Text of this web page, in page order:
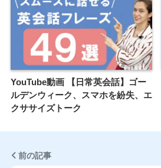
YouTube動画 【日常英会話】ゴー
ルデンウィーク、スマホを紛失、エ
クササイズトーク
前の記事